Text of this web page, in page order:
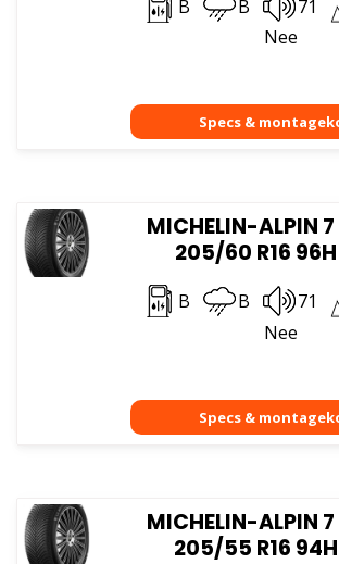
B B 71
Nee
MICHELIN-ALPIN 7
205/60 R16 96H
B B 71
Nee
MICHELIN-ALPIN 7
205/55 R16 94H